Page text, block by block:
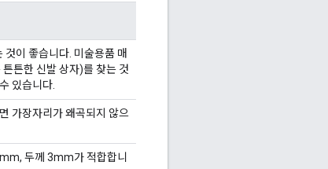
이 좋습니다. 미술용품 매
튼한 신발 상자)를 찾는 것
있습니다.
가장자리가 왜곡되지 않으
두께 3mm가 적합합니